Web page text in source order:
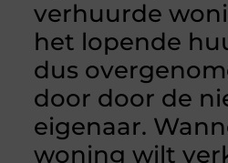
verhuurde
het lopende
dus
door door de
eigenaar.
woning wilt